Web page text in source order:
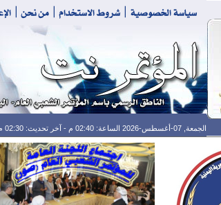
الجمعة, 07-أغسطس-2026 الساعة: 02:40 م - آخر تحديث: 02:30 م (30: 11) بتوقيت غرينتش